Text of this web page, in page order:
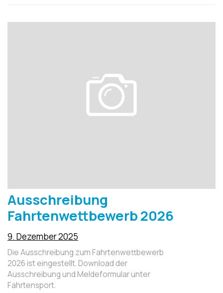
Ausschreibung
Fahrtenwettbewerb 2026
9. Dezember 2025
Die Ausschreibung zum Fahrtenwettbewerb
2026 ist eingestellt. Download der
Ausschreibung und Meldeformular unter
Fahrtensport.